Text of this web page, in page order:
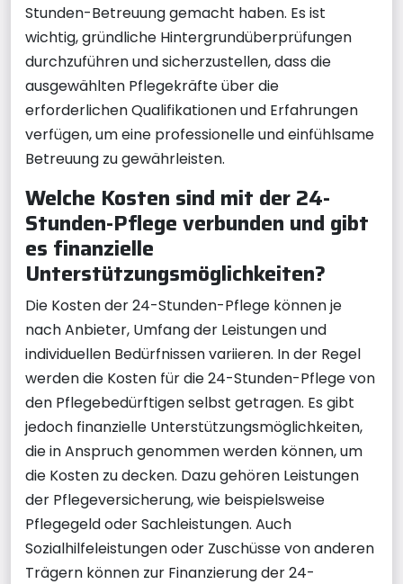
Stunden-Betreuung gemacht haben. Es ist
wichtig, gründliche Hintergrundüberprüfungen
durchzuführen und sicherzustellen, dass die
ausgewählten Pflegekräfte über die
erforderlichen Qualifikationen und Erfahrungen
verfügen, um eine professionelle und einfühlsame
Betreuung zu gewährleisten.
Welche Kosten sind mit der 24-
Stunden-Pflege verbunden und gibt
es finanzielle
Unterstützungsmöglichkeiten?
Die Kosten der 24-Stunden-Pflege können je
nach Anbieter, Umfang der Leistungen und
individuellen Bedürfnissen variieren. In der Regel
werden die Kosten für die 24-Stunden-Pflege von
den Pflegebedürftigen selbst getragen. Es gibt
jedoch finanzielle Unterstützungsmöglichkeiten,
die in Anspruch genommen werden können, um
die Kosten zu decken. Dazu gehören Leistungen
der Pflegeversicherung, wie beispielsweise
Pflegegeld oder Sachleistungen. Auch
Sozialhilfeleistungen oder Zuschüsse von anderen
Trägern können zur Finanzierung der 24-